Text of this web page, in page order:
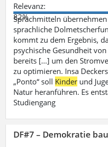
Relevanz:
82%
Sprachmitteln übernehmen
sprachliche
kommt zu dem Ergebnis,
psychische Gesundheit von
bereits [...] um den
zu optimieren. Insa
„Ponto“ soll Kinder und
Natur heranführen. Es
Studiengang
DF#7 – Demokratie